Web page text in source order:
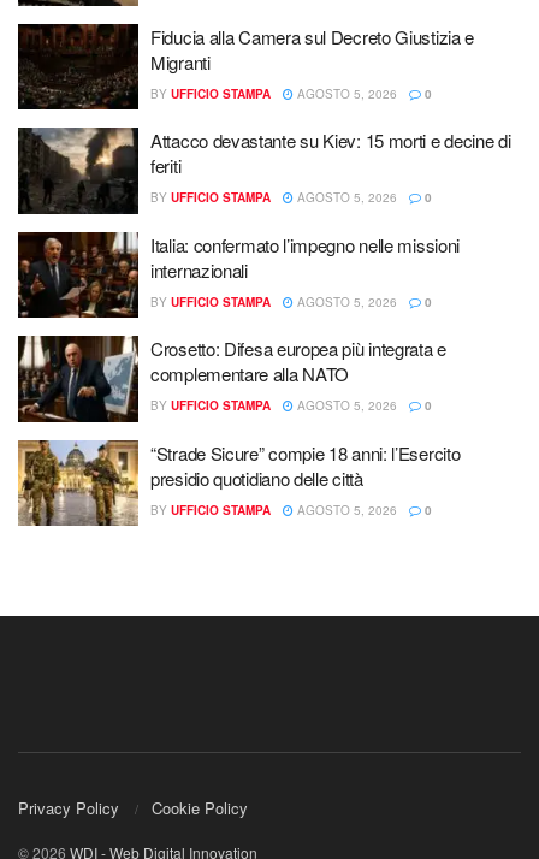
Fiducia alla Camera sul Decreto Giustizia e
Migranti
BY UFFICIO STAMPA AGOSTO 5, 2026 0
Attacco devastante su Kiev: 15 morti e decine di
feriti
BY UFFICIO STAMPA AGOSTO 5, 2026 0
Italia: confermato l’impegno nelle missioni
internazionali
BY UFFICIO STAMPA AGOSTO 5, 2026 0
Crosetto: Difesa europea più integrata e
complementare alla NATO
BY UFFICIO STAMPA AGOSTO 5, 2026 0
“Strade Sicure” compie 18 anni: l’Esercito
presidio quotidiano delle città
BY UFFICIO STAMPA AGOSTO 5, 2026 0
Privacy Policy Cookie Policy
© 2026 WDI - Web Digital Innovation